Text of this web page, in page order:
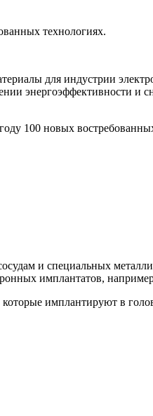
технологиях.
для индустрии
энергоэффективности и
100 новых
и специальных
имплантатов,
имплантируют в